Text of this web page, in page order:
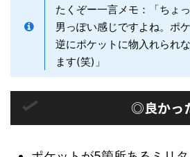
たくぞー一言メモ：「ちょ
男っぽい感じですよね。ポ
逆にポケットに物入れられ
ます(笑)」
◎良かっ